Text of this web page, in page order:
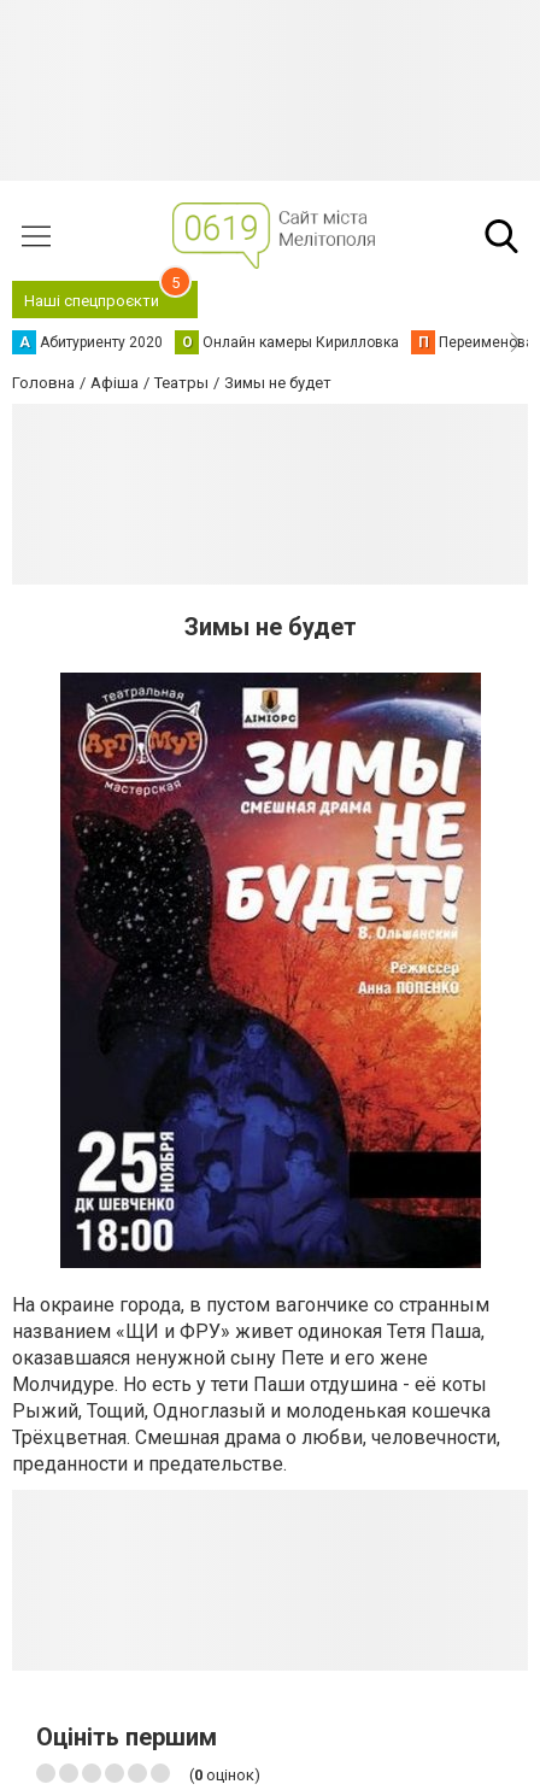
Наші спецпроєкти
5
А Абитуриенту 2020 О Онлайн камеры Кирилловка П
Головна Афіша Театры Зимы не будет
Зимы не будет
На окраине города, в пустом вагончике со странным
названием «ЩИ и ФРУ» живет одинокая Тетя Паша,
оказавшаяся ненужной сыну Пете и его жене
Молчидуре. Но есть у тети Паши отдушина - её коты
Рыжий, Тощий, Одноглазый и молоденькая кошечка
Трёхцветная. Смешная драма о любви, человечности,
преданности и предательстве.
Оцініть першим
(0 оцінок)